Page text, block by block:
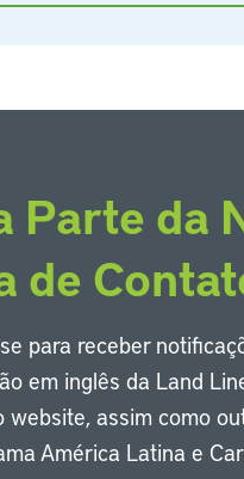
Parte da
de
para receber
em inglês da Land
website, assim como
América Latina e